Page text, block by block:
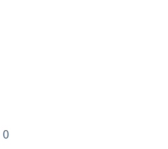
0